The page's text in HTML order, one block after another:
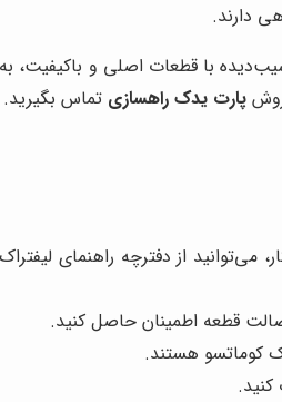
دارند.
با قطعات اصلی و
پارت یدک راهسازی تماس بگیرید.
می‌توانید از دفترچه راهنمای
قطعه اطمینان حاصل کنید.
کوماتسو هستند.